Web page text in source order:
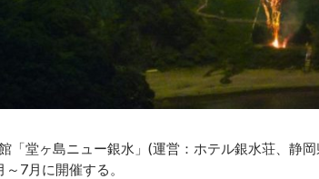
「堂ヶ島ニュー銀水」(運営：ホテル銀水荘、静
7月に開催する。